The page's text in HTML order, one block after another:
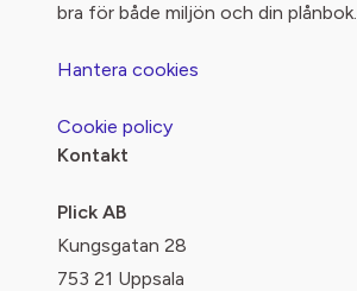
bra för både miljön och din plånbok.
Hantera cookies
Cookie policy
Kontakt
Plick AB
Kungsgatan 28
753 21 Uppsala